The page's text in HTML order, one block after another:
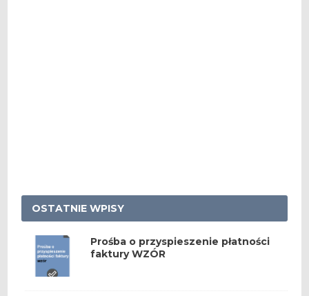
OSTATNIE WPISY
Prośba o przyspieszenie płatności
faktury WZÓR